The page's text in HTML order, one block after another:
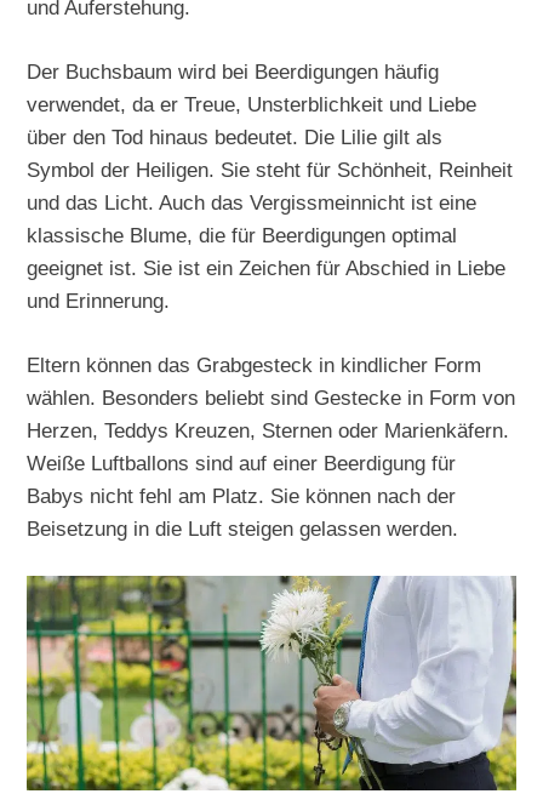
und Auferstehung.
Der Buchsbaum wird bei Beerdigungen häufig
verwendet, da er Treue, Unsterblichkeit und Liebe
über den Tod hinaus bedeutet. Die Lilie gilt als
Symbol der Heiligen. Sie steht für Schönheit, Reinheit
und das Licht. Auch das Vergissmeinnicht ist eine
klassische Blume, die für Beerdigungen optimal
geeignet ist. Sie ist ein Zeichen für Abschied in Liebe
und Erinnerung.
Eltern können das Grabgesteck in kindlicher Form
wählen. Besonders beliebt sind Gestecke in Form von
Herzen, Teddys Kreuzen, Sternen oder Marienkäfern.
Weiße Luftballons sind auf einer Beerdigung für
Babys nicht fehl am Platz. Sie können nach der
Beisetzung in die Luft steigen gelassen werden.